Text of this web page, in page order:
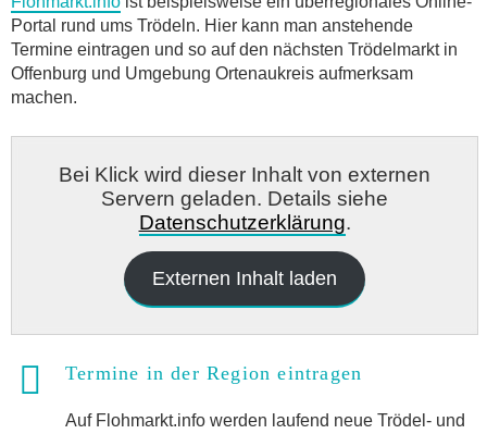
Portal rund ums Trödeln. Hier kann man anstehende
Termine eintragen und so auf den nächsten Trödelmarkt in
Offenburg und Umgebung Ortenaukreis aufmerksam
machen.
Bei Klick wird dieser Inhalt von externen
Servern geladen. Details siehe
Datenschutzerklärung.
Externen Inhalt laden
Termine in der Region eintragen
Auf Flohmarkt.info werden laufend neue Trödel- und